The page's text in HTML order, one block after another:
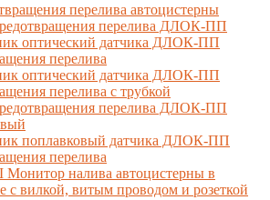
перелива автоцистерны
перелива ДЛОК-ПП
оптический датчика ДЛОК-ПП
перелива
оптический датчика ДЛОК-ПП
перелива с трубкой
перелива ДЛОК-ПП
поплавковый датчика ДЛОК-ПП
перелива
налива автоцистерны в
с вилкой, витым проводом и розеткой